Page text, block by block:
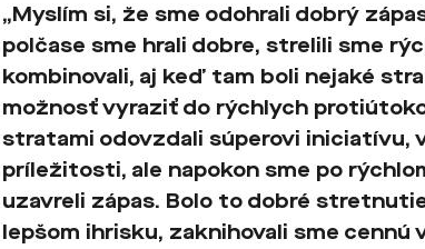
„Myslím si, že sme odohrali dobrý
polčase sme hrali dobre, strelili sme
kombinovali, aj keď tam boli nejaké
možnosť vyraziť do rýchlych
stratami odovzdali súperovi iniciatívu,
príležitosti, ale napokon sme po
uzavreli zápas. Bolo to dobré
lepšom ihrisku, zaknihovali sme cennú